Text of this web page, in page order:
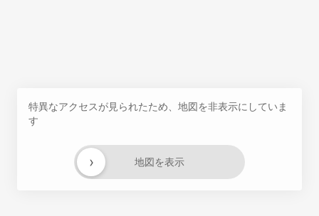
特異なアクセスが見られたため、地図を非表示にしていま
す
地図を表示
›